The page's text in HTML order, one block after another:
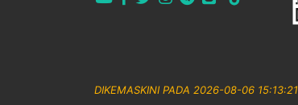
DIKEMASKINI PADA 2026-08-06 15:13:21